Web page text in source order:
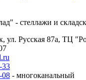
- стеллажи и
ул. Русская 87а, ТЦ
33
08 - многоканальный